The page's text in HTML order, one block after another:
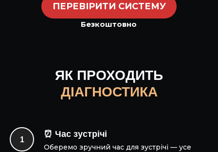
ПЕРЕВІРИТИ СИСТЕМУ
Безкоштовно
ЯК ПРОХОДИТЬ
ДІАГНОСТИКА
⏰ Час зустрічі
Оберемо зручний час для зустрічі — усе